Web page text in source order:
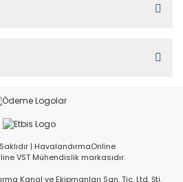
| HavalandırmaOnline
VST Mühendislik markasıdır.
Kanal ve Ekipmanları San. Tic. Ltd. Şti.